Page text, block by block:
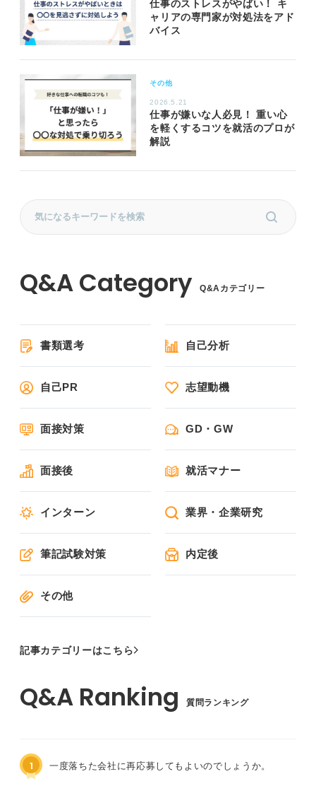
仕事のストレスがやばい！ キ
ャリアの専門家が対処法をアド
バイス
その他
2026.5.21
仕事が嫌いな人必見！ 重い心
を軽くするコツを就活のプロが
解説
Q&Aカテゴリー
書類選考 自己分析
自己PR 志望動機
面接対策 GD・GW
面接後 就活マナー
インターン 業界・企業研究
筆記試験対策 内定後
その他
記事カテゴリーはこちら
質問ランキング
1 一度落ちた会社に再応募してもよいのでしょうか。